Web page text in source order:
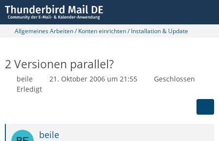
Allgemeines Arbeiten / Konten einrichten / Installation & Update
2 Versionen parallel?
beile 21. Oktober 2006 um 21:55
Geschlossen
Erledigt
beile